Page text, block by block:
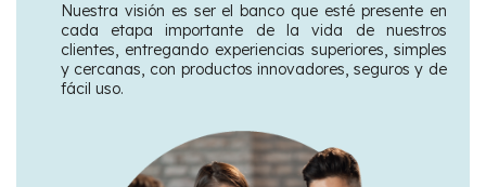
Nuestra visión es ser el banco que esté presente en
cada etapa importante de la vida de nuestros
clientes, entregando experiencias superiores, simples
y cercanas, con productos innovadores, seguros y de
fácil uso.